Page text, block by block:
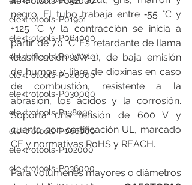
elektrotools-P01961
elektrotools-P064000
elektrotools-P099000
elektrotools-P046000
elektrotools-P030000
elektrotools-P138000
elektrotools-P066000
elektrotools-P102000
elektrotools-P036000
negro. El tubo trabaja entre ‑55 °C y
+125 °C y la contracción se inicia a
partir de 70 °C. Es retardante de llama
(clasificación VW‑1), de baja emisión
de humos y libre de dioxinas en caso
de combustión, resistente a la
abrasión, los ácidos y la corrosión.
Soporta una tensión de 600 V y
cuenta con certificación UL, marcado
CE y normativas RoHS y REACH.
Para volúmenes mayores o diámetros